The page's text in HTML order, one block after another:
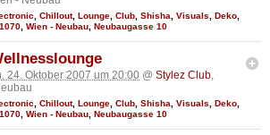
Chillout, Lounge Club Shisha Visuals Deko
1070 Wien - Neubau Neubaugasse 10
24. Oktober 2007 um 20:00 @ Stylez Club,
, Chillout, Lounge, Club, Shisha, Visuals, Deko,
1070, Wien - Neubau, Neubaugasse 10